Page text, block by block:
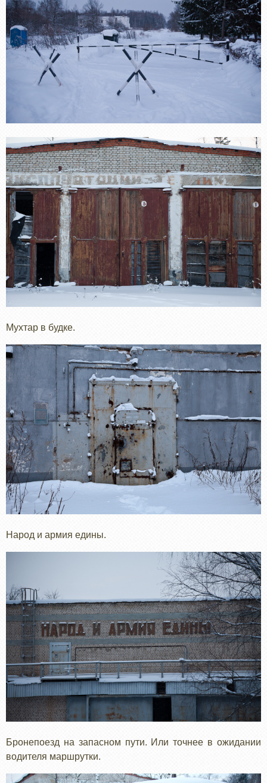
Мухтар в будке.
Народ и армия едины.
Бронепоезд на запасном пути. Или точнее в ожидании
водителя маршрутки.